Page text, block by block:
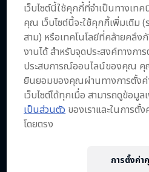
Dakar: In
Dakar
1 ฤดู · 8
RALLY
Journey
Follow Ford
the Dakar
1 ฤดู · 4
RALLY
เว็บไซต์นี้ใช้คุกกี้ที่จำเป็นทางเท
คุณ เว็บไซต์นี้จะใช้คุกกี้เพิ่มเติม
สาม) หรือเทคโนโลยีที่คล้ายคลึงกั
งานได้ สำหรับจุดประสงค์ทางกา
ประสบการณ์ออนไลน์ของคุณ คุ
ยินยอมของคุณผ่านทางการตั้ง
เว็บไซต์ได้ทุกเมื่อ สามารถดูข้อมูล
เป็นส่วนตัว ของเราและในการตั้
โดยตรง
การตั้งค่า